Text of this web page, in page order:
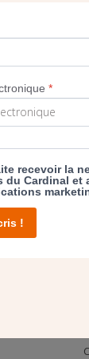
DON
D’AGIR
*
recevoir la
du Cardinal et
!